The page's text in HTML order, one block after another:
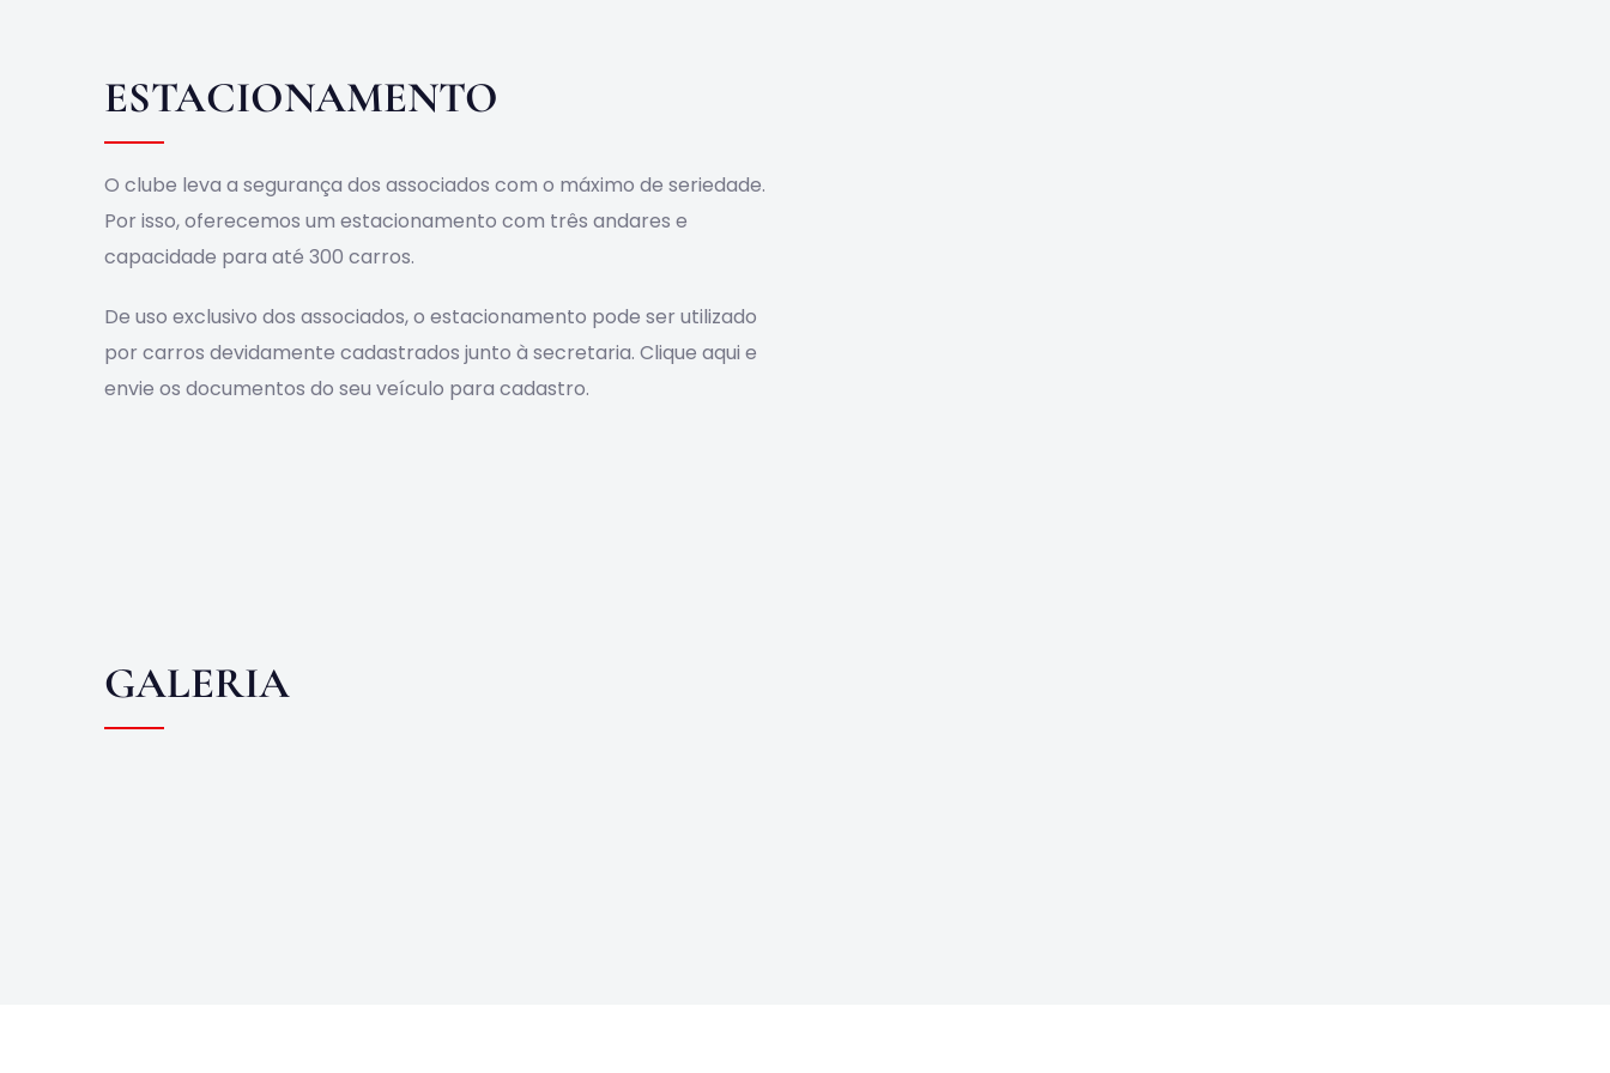
ESTACIONAMENTO
O clube leva a segurança dos associados com o máximo de seriedade.
Por isso, oferecemos um estacionamento com três andares e
capacidade para até 300 carros.
De uso exclusivo dos associados, o estacionamento pode ser utilizado
por carros devidamente cadastrados junto à secretaria. Clique aqui e
envie os documentos do seu veículo para cadastro.
GALERIA